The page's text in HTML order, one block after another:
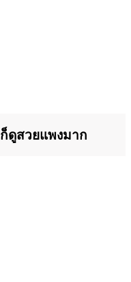
ดูสวยแพงมาก